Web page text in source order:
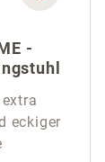
-
eckiger